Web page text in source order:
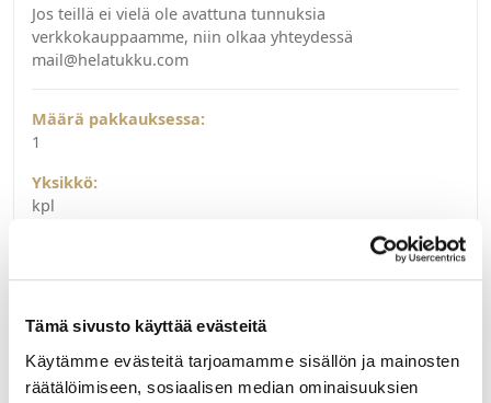
Tämä sivusto käyttää evästeitä
Käytämme evästeitä tarjoamamme sisällön ja mainosten
räätälöimiseen, sosiaalisen median ominaisuuksien
Jos teillä ei vielä ole avattuna tunnuksia
verkkokauppaamme, niin olkaa yhteydessä
mail@helatukku.com
Määrä pakkauksessa:
1
Yksikkö:
kpl